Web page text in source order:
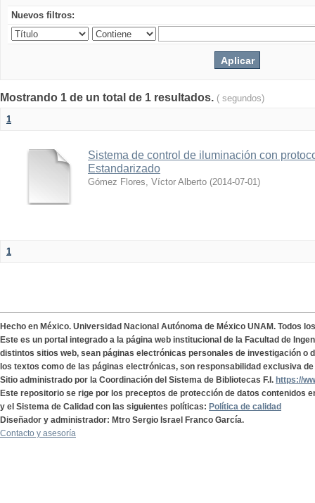
Nuevos filtros:
Mostrando 1 de un total de 1 resultados. ( segundos)
1
Sistema de control de iluminación con
Estandarizado
Gómez Flores, Víctor Alberto (2014-07-01)
1
Hecho en México. Universidad Nacional Autónoma de México UNAM. Todos
Este es un portal integrado a la página web institucional de la Facultad de
distintos sitios web, sean páginas electrónicas personales de investigación o
los textos como de las páginas electrónicas, son responsabilidad exclusiva
Sitio administrado por la Coordinación del Sistema de Bibliotecas F.I. https://
Este repositorio se rige por los preceptos de protección de datos contenidos
y el Sistema de Calidad con las siguientes políticas: Política de calidad
Diseñador y administrador: Mtro Sergio Israel Franco García.
Contacto y asesoría